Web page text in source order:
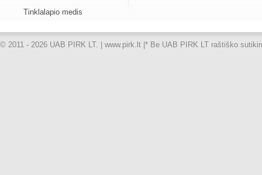
Tinklalapio medis
© 2011 - 2026 UAB PIRK LT. | www.pirk.lt | * Be UAB PIRK LT raštiško